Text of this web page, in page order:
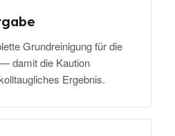
Grundreinigung für die
damit die Kaution
Ergebnis.